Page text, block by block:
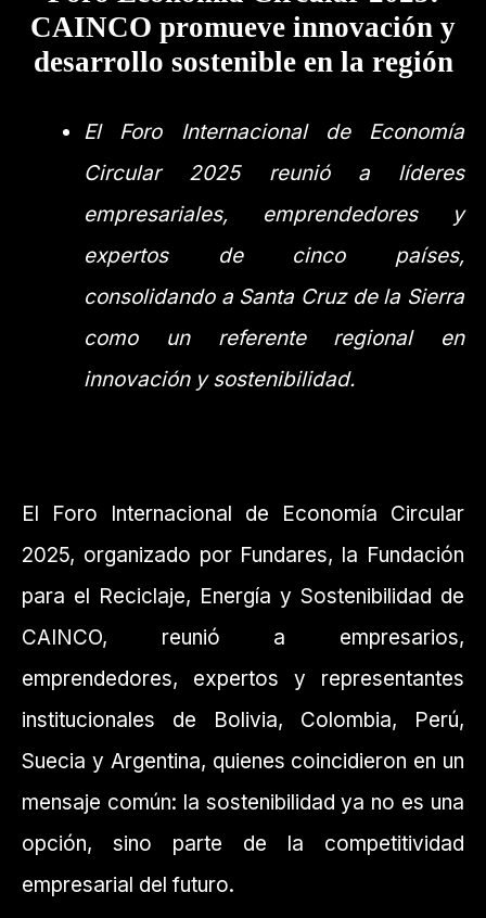
CAINCO promueve innovación y
desarrollo sostenible en la región
El Foro Internacional de Economía
Circular 2025 reunió a líderes
empresariales, emprendedores y
expertos de cinco países,
consolidando a Santa Cruz de la Sierra
como un referente regional en
innovación y sostenibilidad.
El Foro Internacional de Economía Circular
2025, organizado por Fundares, la Fundación
para el Reciclaje, Energía y Sostenibilidad de
CAINCO, reunió a empresarios,
emprendedores, expertos y representantes
institucionales de Bolivia, Colombia, Perú,
Suecia y Argentina, quienes coincidieron en un
mensaje común: la sostenibilidad ya no es una
opción, sino parte de la competitividad
empresarial del futuro.